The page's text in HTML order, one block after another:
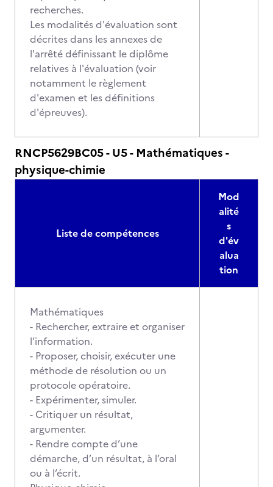
recherches.
Les modalités d'évaluation sont
décrites dans les annexes de
l'arrêté définissant le diplôme
relatives à l'évaluation (voir
notamment le règlement
d'examen et les définitions
d'épreuves).
RNCP5629BC05 - U5 - Mathématiques -
physique-chimie
Liste de compétences
Mod
alité
s
d'év
alua
tion
Mathématiques
- Rechercher, extraire et organiser
l’information.
- Proposer, choisir, exécuter une
méthode de résolution ou un
protocole opératoire.
- Expérimenter, simuler.
- Critiquer un résultat,
argumenter.
- Rendre compte d’une
démarche, d’un résultat, à l’oral
ou à l’écrit.